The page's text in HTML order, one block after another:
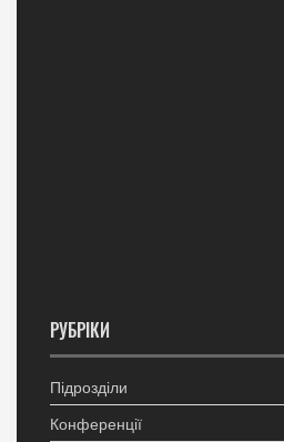
РУБРІКИ
Підрозділи
Конференції